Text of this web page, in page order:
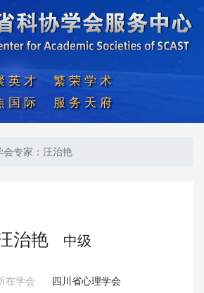
英才  繁荣学术
国际  服务天府
会专家：汪治艳
治艳 中级
在学会
四川省心理学会